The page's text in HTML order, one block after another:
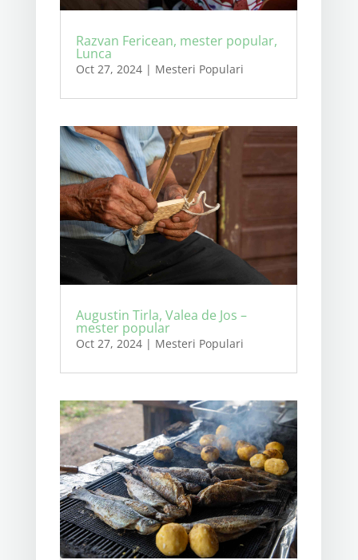
Razvan Fericean, mester popular,
Lunca
Oct 27, 2024| Mesteri Populari
Augustin Tirla, Valea de Jos –
mester popular
Oct 27, 2024| Mesteri Populari